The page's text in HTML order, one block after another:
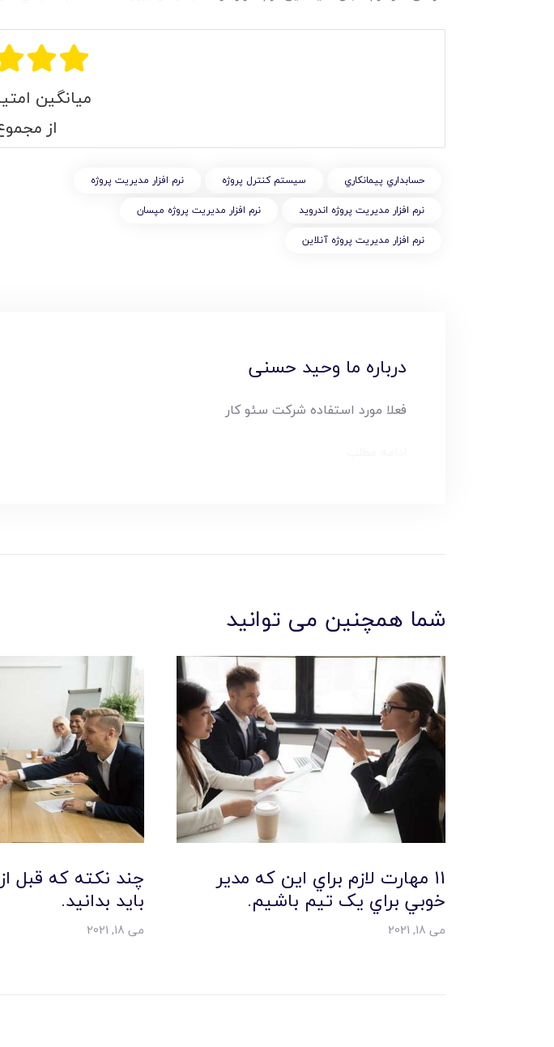
میانگین
از
حسابداري پيمانکاري سیستم کنترل پروژه
نرم افزار مديريت پروژه
نرم افزار مديريت پروژه اندرويد
نرم افزار مديريت پروژه مپسان
نرم افزار مدیریت پروژه آنلاین
درباره ما وحید حسنی
فعلا مورد استفاده شرکت سئو کار
شما همچنین می توانید
11 مهارت لازم براي اين که مدير
خوبي براي يک تيم باشيم.
می 18, 2021
چند نکته که قبل
بايد بدانيد.
می 18, 2021